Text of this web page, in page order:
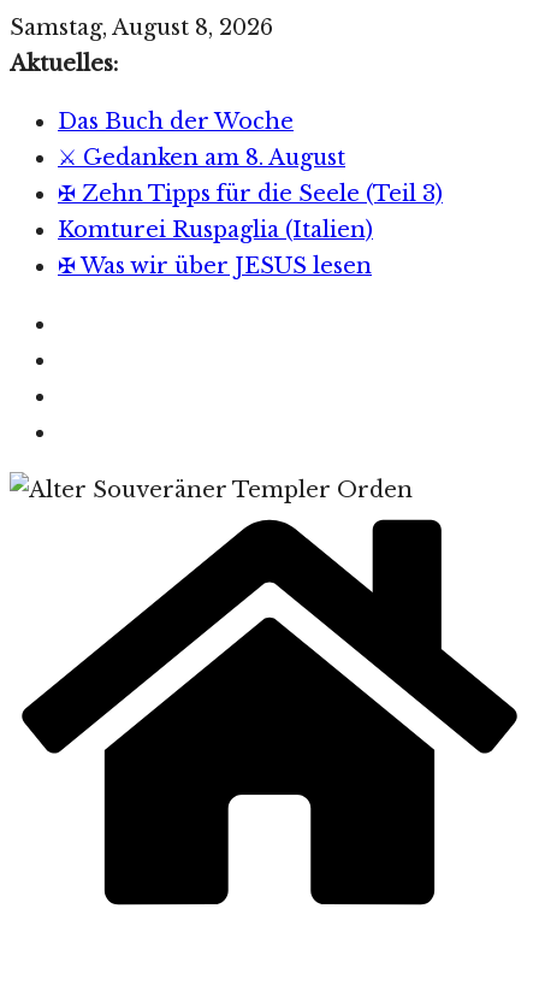
Zum
Inhalt
Samstag, August 8, 2026
Aktuelles:
Das Buch der Woche
⚔️ Gedanken am 8. August
✠ Zehn Tipps für die Seele (Teil 3)
Komturei Ruspaglia (Italien)
✠ Was wir über JESUS lesen